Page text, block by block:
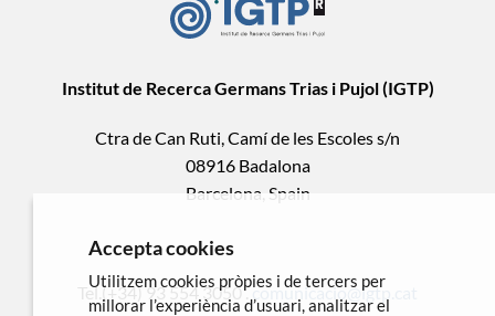
Institut de Recerca Germans Trias i Pujol (IGTP)
Ctra de Can Ruti, Camí de les Escoles s/n
08916 Badalona
Barcelona, Spain
Tel.(+34) 93 554 3050 .comunicacio@igtp.cat
Accepta cookies
Utilitzem cookies pròpies i de tercers per
millorar l’experiència d’usuari, analitzar el